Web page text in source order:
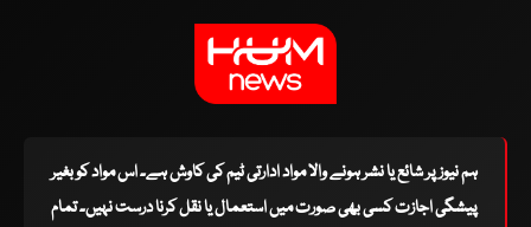
ہم نیوز پر شائع یا نشر ہونے والا مواد ادارتی ٹیم کی کاوش ہے۔ اس مواد کو بغیر
پیشگی اجازت کسی بھی صورت میں استعمال یا نقل کرنا درست نہیں۔ تمام